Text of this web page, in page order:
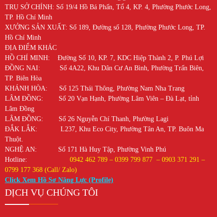
TRỤ SỞ CHÍNH: Số 19/4 Hồ Bá Phấn, Tổ 4, KP. 4, Phường Phước Long,
TP. Hồ Chí Minh
XƯỞNG SẢN XUẤT: Số 189, Đường số 128, Phường Phước Long, TP.
Hồ Chí Minh
ĐỊA ĐIỂM KHÁC
HỒ CHÍ MINH: Đường Số 10, KP. 7, KDC Hiệp Thành 2, P. Phú Lợi
ĐỒNG NAI: Số 4A22, Khu Dân Cư An Bình, Phường Trấn Biên,
TP. Biên Hòa
KHÁNH HÒA: Số 125 Thái Thông, Phường Nam Nha Trang
LÂM ĐỒNG: Số 20 Vạn Hạnh, Phường Lâm Viên – Đà Lạt, tỉnh
Lâm Đồng
LÂM ĐỒNG: Số 26 Nguyễn Chí Thanh, Phường Lagi
ĐẮK LẮK: L237, Khu Eco City, Phường Tân An, TP. Buôn Ma
Thuột.
NGHỆ AN: Số 171 Hà Huy Tập, Phường Vinh Phú
Hotline: 0942 462 789 – 0399 799 877 – 0903 371 291 –
0799 177 368 (Call/ Zalo)
Click Xem Hồ Sơ Năng Lực (Profile)
DỊCH VỤ CHÚNG TÔI